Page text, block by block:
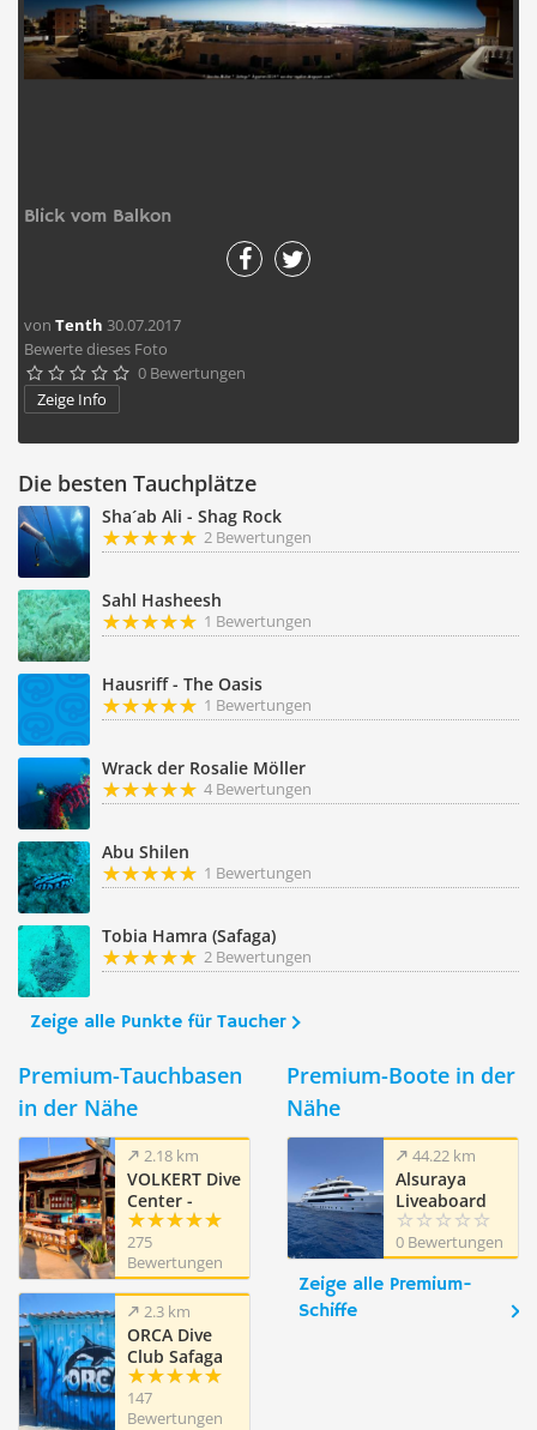
Blick vom Balkon
von Tenth 30.07.2017
Bewerte dieses Foto
     0 Bewertungen
Zeige Info
Die besten Tauchplätze
Sha´ab Ali - Shag Rock
2 Bewertungen
Sahl Hasheesh
1 Bewertungen
Hausriff - The Oasis
1 Bewertungen
Wrack der Rosalie Möller
4 Bewertungen
Abu Shilen
1 Bewertungen
Tobia Hamra (Safaga)
2 Bewertungen
Zeige alle Punkte für Taucher
Premium-Tauchbasen
in der Nähe
2.18 km
VOLKERT Dive
Center -
Safaga
Ägypten
275
Bewertungen
2.3 km
ORCA Dive
Club Safaga
Amarina
Resort
147
Bewertungen
Premium-Boote in der
Nähe
44.22 km
Alsuraya
Liveaboard
0 Bewertungen
Zeige alle Premium-
Schiffe